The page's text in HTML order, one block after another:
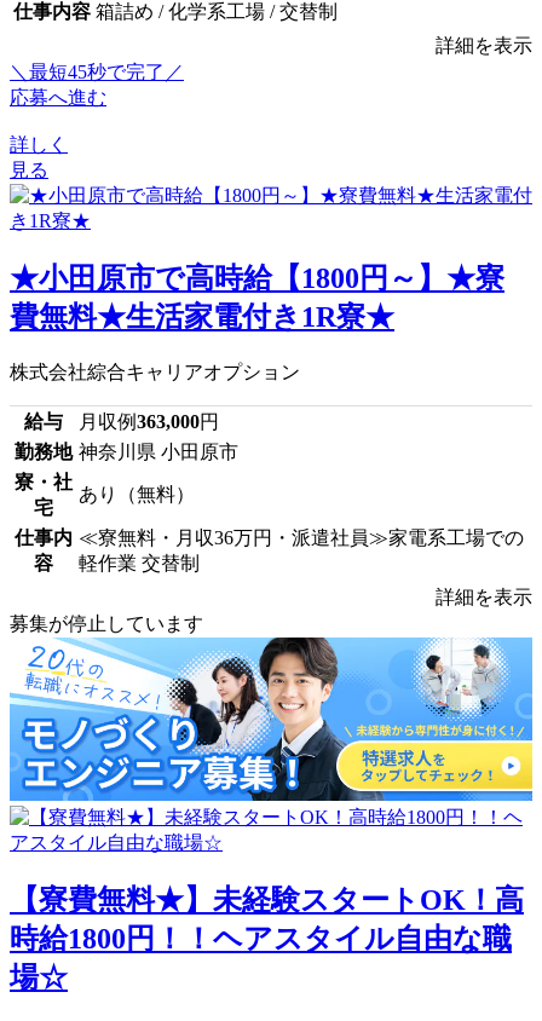
仕事内容 箱詰め / 化学系工場 / 交替制
詳細を表示
＼最短45秒で完了／
応募へ進む
詳しく
見る
★小田原市で高時給【1800円～】★寮
費無料★生活家電付き1R寮★
株式会社綜合キャリアオプション
給与 月収例363,000円
勤務地 神奈川県 小田原市
寮・社
宅
あり（無料）
仕事内
容
≪寮無料・月収36万円・派遣社員≫家電系工場での
軽作業 交替制
詳細を表示
募集が停止しています
【寮費無料★】未経験スタートOK！高
時給1800円！！ヘアスタイル自由な職
場☆